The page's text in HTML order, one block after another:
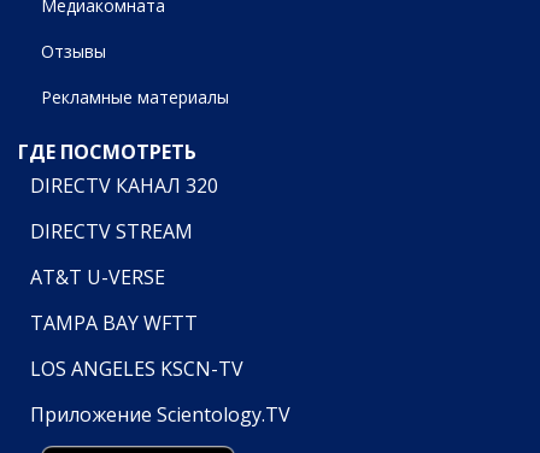
Медиакомната
Отзывы
Рекламные материалы
ГДЕ ПОСМОТРЕТЬ
DIRECTV КАНАЛ 320
DIRECTV STREAM
AT&T U-VERSE
TAMPA BAY WFTT
LOS ANGELES KSCN-TV
Приложение Scientology.TV